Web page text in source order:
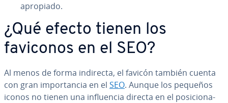
apropiado.
¿Qué efecto tienen los
faviconos en el SEO?
Al menos de forma indirecta, el favicón también cuenta
con gran im­po­r­ta­n­cia en el SEO. Aunque los pequeños
iconos no tienen una in­flue­n­cia directa en el po­si­cio­na­